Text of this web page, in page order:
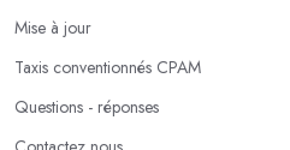
Mise à jour
Taxis conventionnés CPAM
Questions - réponses